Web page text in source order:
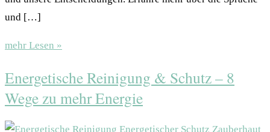
und […]
mehr Lesen »
Energetische Reinigung & Schutz – 8
Wege zu mehr Energie